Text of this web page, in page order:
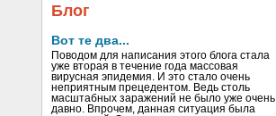
Блог
Вот те два...
Поводом для написания этого блога стала
уже вторая в течение года массовая
вирусная эпидемия. И это стало очень
неприятным прецедентом. Ведь столь
масштабных заражений не было уже очень
давно. Впрочем, данная ситуация была